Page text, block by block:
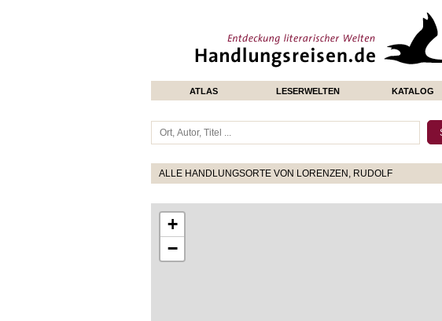
ATLAS LESERWELTEN KATALOG
ALLE HANDLUNGSORTE VON LORENZEN, RUDOLF
+
−